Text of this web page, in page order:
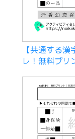
【共通する
レ！無料プリ